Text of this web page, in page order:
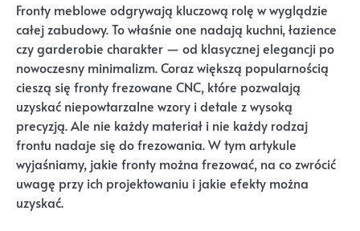
Fronty meblowe odgrywają kluczową rolę w wyglądzie
całej zabudowy. To właśnie one nadają kuchni, łazience
czy garderobie charakter — od klasycznej elegancji po
nowoczesny minimalizm. Coraz większą popularnością
cieszą się fronty frezowane CNC, które pozwalają
uzyskać niepowtarzalne wzory i detale z wysoką
precyzją. Ale nie każdy materiał i nie każdy rodzaj
frontu nadaje się do frezowania. W tym artykule
wyjaśniamy, jakie fronty można frezować, na co zwrócić
uwagę przy ich projektowaniu i jakie efekty można
uzyskać.